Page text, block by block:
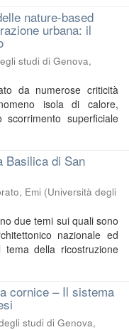
nature-based
urbana: il
studi di Genova,
da numerose criticità
isola di calore,
superficiale
Basilica di San
Emi (Università degli
due temi sui quali sono
nazionale ed
della ricostruzione
cornice – Il sistema
studi di Genova,